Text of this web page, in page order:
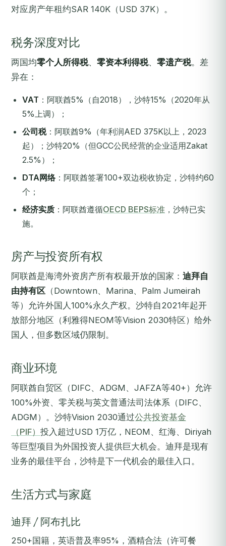
对应房产年租约SAR 140K（USD 37K）。
税务深度对比
两国均零个人所得税、 零资本利得税、 零遗产税。差
异在：
VAT ：阿联酋5%（自2018），沙特15%（2020年从
5%上调）；
公司税：阿联酋9%（年利润AED 375K以上，2023
起）；沙特20%（但GCC公民经营的企业适用Zakat
2.5%）；
DTA网络：阿联酋签署100+双边税收协定，沙特约60
个；
经济实质 ：阿联酋遵循OECD BEPS标准 ，沙特已实
施。
房产与投资所有权
阿联酋是海湾外资房产所有权最开放的国家： 迪拜自
由持有区 （Downtown、Marina、Palm Jumeirah
等）允许外国人100%永久产权。沙特自2021年起开
放部分地区（利雅得NEOM等Vision 2030特区）给外
国人，但多数区域仍限制。
商业环境
阿联酋自贸区（DIFC、ADGM、JAFZA等40+）允许
100%外资、零关税与英文普通法司法体系（DIFC、
ADGM）。沙特Vision 2030通过公共投资基金
（PIF） 投入超过USD 1万亿，NEOM、红海、Diriyah
等巨型项目为外国投资人提供巨大机会。迪拜是现有
业务的最佳平台，沙特是下一代机会的最佳入口。
生活方式与家庭
迪拜 / 阿布扎比
250+国籍，英语普及率95%，酒精合法（许可餐